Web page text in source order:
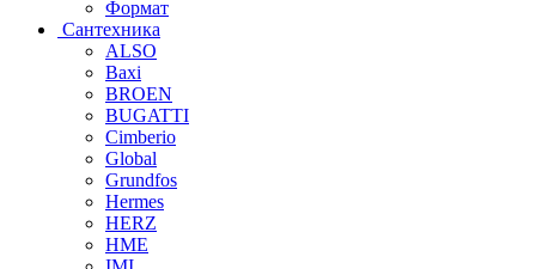
Формат
Сантехника
ALSO
Baxi
BROEN
BUGATTI
Cimberio
Global
Grundfos
Hermes
HERZ
HME